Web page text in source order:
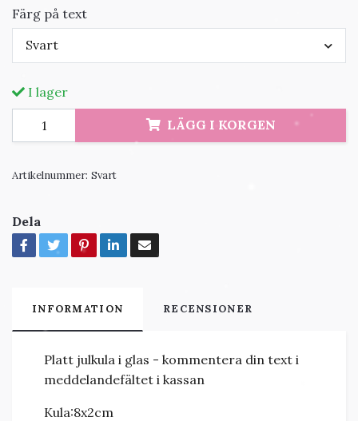
Färg på text
Svart
I lager
LÄGG I KORGEN
Artikelnummer: Svart
Dela
INFORMATION RECENSIONER
Platt julkula i glas - kommentera din text i
meddelandefältet i kassan
Kula:8x2cm